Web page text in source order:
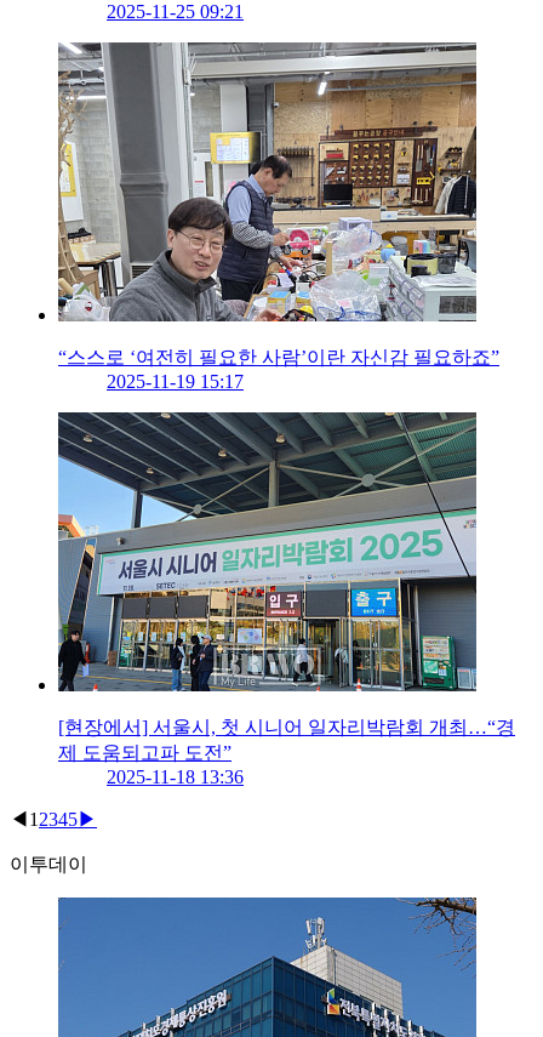
2025-11-25 09:21
“스스로 ‘여전히 필요한 사람’이란 자신감 필요하죠”
2025-11-19 15:17
[현장에서] 서울시, 첫 시니어 일자리박람회 개최…“경
제 도움되고파 도전”
2025-11-18 13:36
◀ 1 2345▶
이투데이